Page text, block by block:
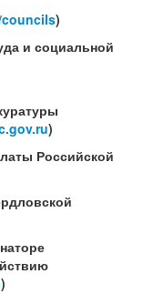
)
и социальной
)
Российской
)